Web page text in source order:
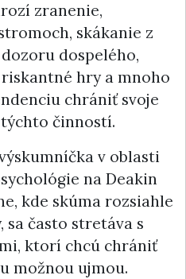
zranenie,
skákanie z
dospelého,
hry a mnoho
chrániť svoje
činností.
v oblasti
na Deakin
kde skúma rozsiahle
často stretáva s
ktorí chcú chrániť
možnou ujmou.